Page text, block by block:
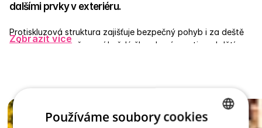
dalšími prvky v exteriéru.
Protiskluzová struktura zajišťuje bezpečný pohyb i za deště
nebo v mrazu, což ocení každý člen domácnosti – od dětí po
Vymývaný schod není jen praktickým prvkem – je to stylový
doplněk, který dotváří celkový ráz vašeho venkovního
Zobrazit více
Používáme soubory cookies